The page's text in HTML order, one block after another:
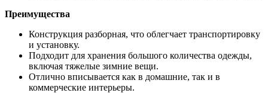
Преимущества
Конструкция разборная, что облегчает транспортировку
и установку.
Подходит для хранения большого количества одежды,
включая тяжелые зимние вещи.
Отлично вписывается как в домашние, так и в
коммерческие интерьеры.